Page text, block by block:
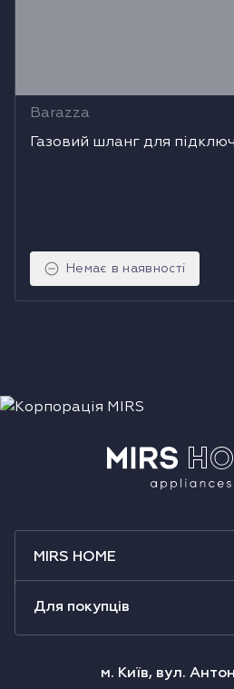
Barazza
Газовий шланг для
Немає в наявності
MIRS HOME
Для покупців
м. Київ, вул.